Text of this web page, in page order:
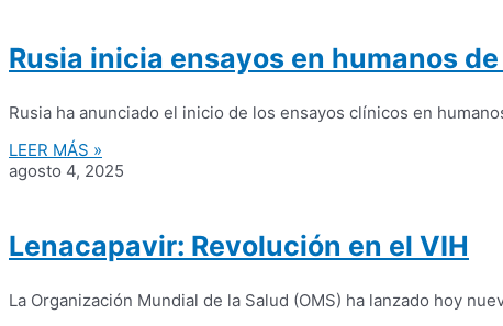
Rusia inicia ensayos en humanos
Rusia ha anunciado el inicio de los ensayos clínicos en
LEER MÁS »
agosto 4, 2025
Lenacapavir: Revolución en el VIH
La Organización Mundial de la Salud (OMS) ha lanzado hoy